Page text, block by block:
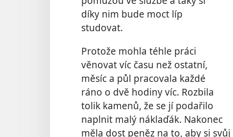
díky nim bude moct líp
studovat.
Protože mohla téhle práci
věnovat víc času než ostatní,
měsíc a půl pracovala každé
ráno o dvě hodiny víc. Rozbila
tolik kamenů, že se jí podařilo
naplnit malý náklaďák. Nakonec
měla dost peněz na to, aby si